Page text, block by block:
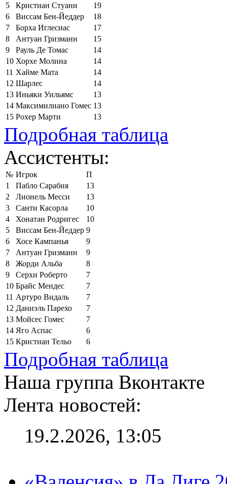
5
Кристиан Стуани
19
6
Виссам Бен-Йеддер
18
7
Борха Иглесиас
17
8
Антуан Гризманн
15
9
Рауль Де Томас
14
10 Хорхе Молина
14
11 Хайме Мата
14
12 Шарлес
14
13 Иньяки Уильямс
13
14 Максимилиано Гомес 13
15 Рохер Марти 13
Подробная таблица
Ассистенты:
№ Игрок
П
1
Пабло Сарабия
13
2
Лионель Месси
13
3
Санти Касорла
10
4
Хонатан Родригес
10
5
Виссам Бен-Йеддер 9
6
Хосе Кампанья
9
7
Антуан Гризманн
9
8
Жорди Альба
8
9
Серхи Роберто
7
10 Брайс Мендес
7
11 Артуро Видаль
7
12 Даниэль Парехо
7
13 Мойсес Гомес
7
14 Яго Аспас
6
15 Кристиан Тельо 6
Подробная таблица
Наша группа Вконтакте
Лента новостей:
19.2.2026, 13:05